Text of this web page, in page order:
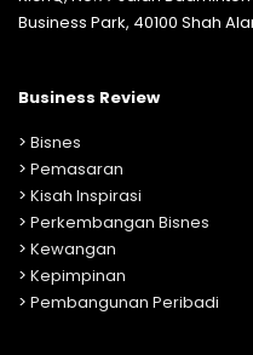
Business Park, 40100 Shah
Business Review
> Bisnes
> Pemasaran
> Kisah Inspirasi
> Perkembangan Bisnes
> Kewangan
> Kepimpinan
> Pembangunan Peribadi